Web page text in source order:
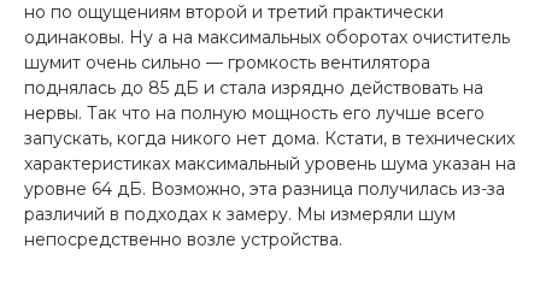
но по ощущениям второй и третий практически
одинаковы. Ну а на максимальных оборотах очиститель
шумит очень сильно — громкость вентилятора
поднялась до 85 дБ и стала изрядно действовать на
нервы. Так что на полную мощность его лучше всего
запускать, когда никого нет дома. Кстати, в технических
характеристиках максимальный уровень шума указан на
уровне 64 дБ. Возможно, эта разница получилась из-за
различий в подходах к замеру. Мы измеряли шум
непосредственно возле устройства.